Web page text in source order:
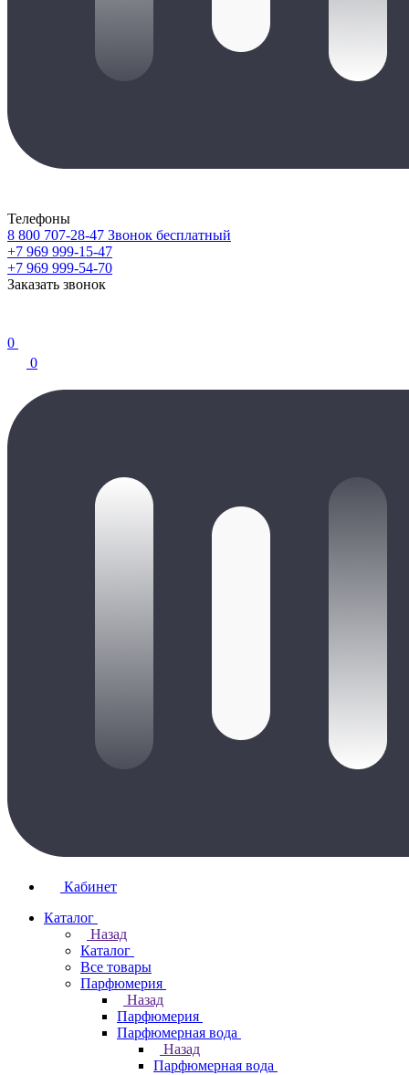
Телефоны
8 800 707-28-47 Звонок бесплатный
+7 969 999-15-47
+7 969 999-54-70
Заказать звонок
0
0
Кабинет
Каталог
Назад
Каталог
Все товары
Парфюмерия
Назад
Парфюмерия
Парфюмерная вода
Назад
Парфюмерная вода